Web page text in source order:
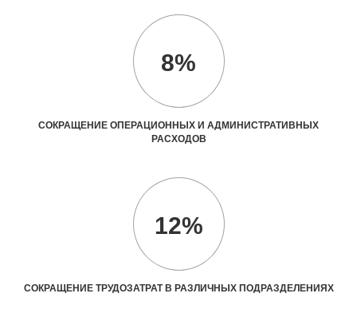
8%
СОКРАЩЕНИЕ ОПЕРАЦИОННЫХ И АДМИНИСТРАТИВНЫХ
РАСХОДОВ
12%
СОКРАЩЕНИЕ ТРУДОЗАТРАТ В РАЗЛИЧНЫХ ПОДРАЗДЕЛЕНИЯХ